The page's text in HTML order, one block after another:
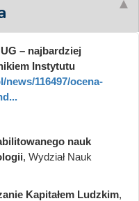
– najbardziej
Instytutu
116497/ocena-
nauk
, Wydział Nauk
Kapitałem Ludzkim,